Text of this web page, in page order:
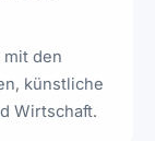
den
künstliche
Wirtschaft.